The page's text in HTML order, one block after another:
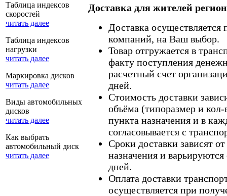
Таблица индексов
скоростей
читать далее
Таблица индексов
нагрузки
читать далее
Маркировка дисков
читать далее
Виды автомобильных
дисков
читать далее
Как выбрать
автомобильный диск
читать далее
Доставка для жителей
Доставка
компаний, на Ваш выбор.
Товар отгружается в
факту поступления
расчетный счет
дней.
Стоимость доставки
объёма (типоразмер и кол-
пункта назначения и в
согласовывается с
Сроки доставки зависят
назначения и
дней.
Оплата доставки
осуществляется при